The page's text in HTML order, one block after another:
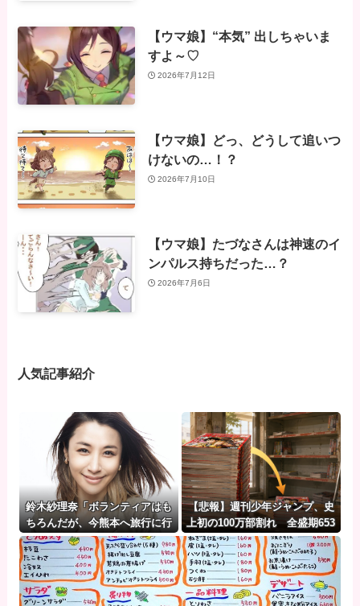
【ウマ娘】“本気” 出しちゃいま
すよ～♡
2026年7月12日
【ウマ娘】どっ、どうして追いつ
けないの…！？
2026年7月10日
【ウマ娘】たづなさんは神速のイ
ンパルス持ちだった…？
2026年7月6日
人気記事紹介
鈴木紗理奈「ボランティアはも
ちろんだが、今熊本へ旅行に行
くことも支援になる」
【悲報】週刊少年ジャンプ、史
上初の100万部割れ 全盛期653
万部から98万部に…紙の雑誌
「100万部超え」が消滅